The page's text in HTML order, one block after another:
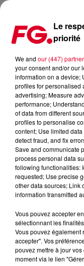
SILENT PARTY À
Publié : 29 avril
Une fête incroyable
Le
priorité
We and our (447)
your consent and/or our
information on a device;
profiles for personalised
advertising; Measure
performance;
of data from different
profiles to personalise
content; Use limited
detect fraud, and fix
Save and communicate
process personal data
following functionalities:
requested; Use precise
other data sources; Link
information transmitted
Vous pouvez accepter
sélectionnant les
Vous pouvez également
accepter". Vos
pouvez mettre à jour
moment via le lien